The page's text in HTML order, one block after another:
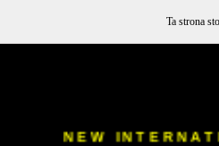
NEW
Ta strona